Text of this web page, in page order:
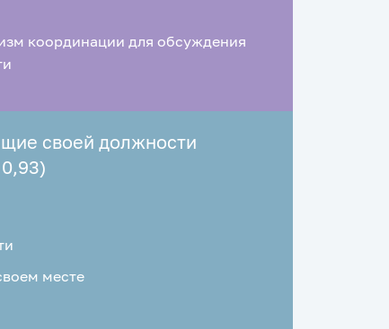
координации для обсуждения
своей должности
месте